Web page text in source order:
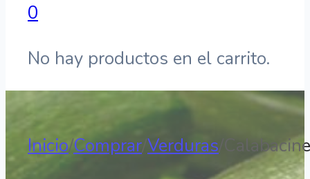
0
No hay productos en el carrito.
Inicio/Comprar Verduras